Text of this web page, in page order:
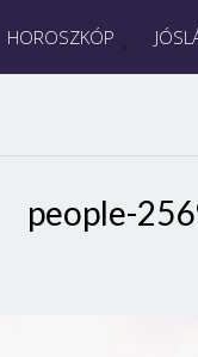
HOROSZKÓP
people-